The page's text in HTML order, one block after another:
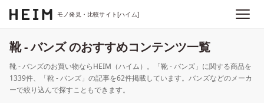
モノ発見・比較サイト[ハイム]
靴 - バンズ のおすすめコンテンツ一覧
靴 - バンズのお買い物ならHEIM（ハイム）。「靴 - バンズ」に関する商品を
1339件、「靴 - バンズ」の記事を62件掲載しています。バンズなどのメーカ
ーで絞り込んで探すこともできます。